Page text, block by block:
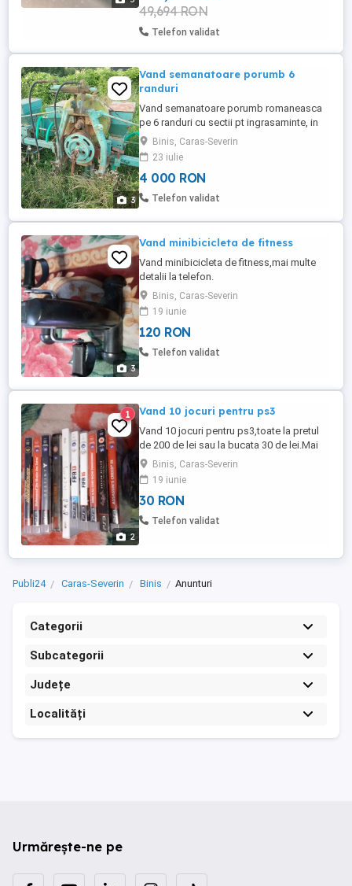
49,694 RON
Telefon validat
3
Vand semanatoare porumb 6
randuri
Vand semanatoare porumb romaneasca
pe 6 randuri cu sectii pt ingrasaminte, in
stare buna de functionare, s-a lucrat cu ea
si anul acesta. Pret 4000 lei negociabil.
Mai multe detalii la tel
Binis, Caras-Severin
23 iulie
4 000 RON
Telefon validat
3
Vand minibicicleta de fitness
Vand minibicicleta de fitness,mai multe
detalii la telefon.
Binis, Caras-Severin
19 iunie
120 RON
Telefon validat
2
1 Vand 10 jocuri pentru ps3
Vand 10 jocuri pentru ps3,toate la pretul
de 200 de lei sau la bucata 30 de lei.Mai
multe detalii la telefon.
Binis, Caras-Severin
19 iunie
30 RON
Telefon validat
Publi24 Caras-Severin Binis Anunturi
Categorii
Subcategorii
Județe
Localități
Urmărește-ne pe